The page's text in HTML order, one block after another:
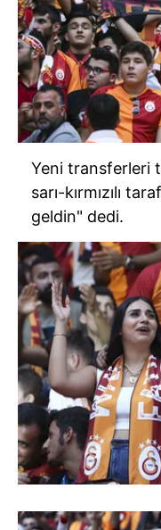
Yeni transferleri
sarı-kırmızılı
geldin" dedi.